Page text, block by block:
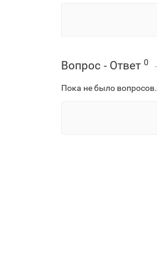
Вопрос - Ответ 0
Пока не было вопросов.